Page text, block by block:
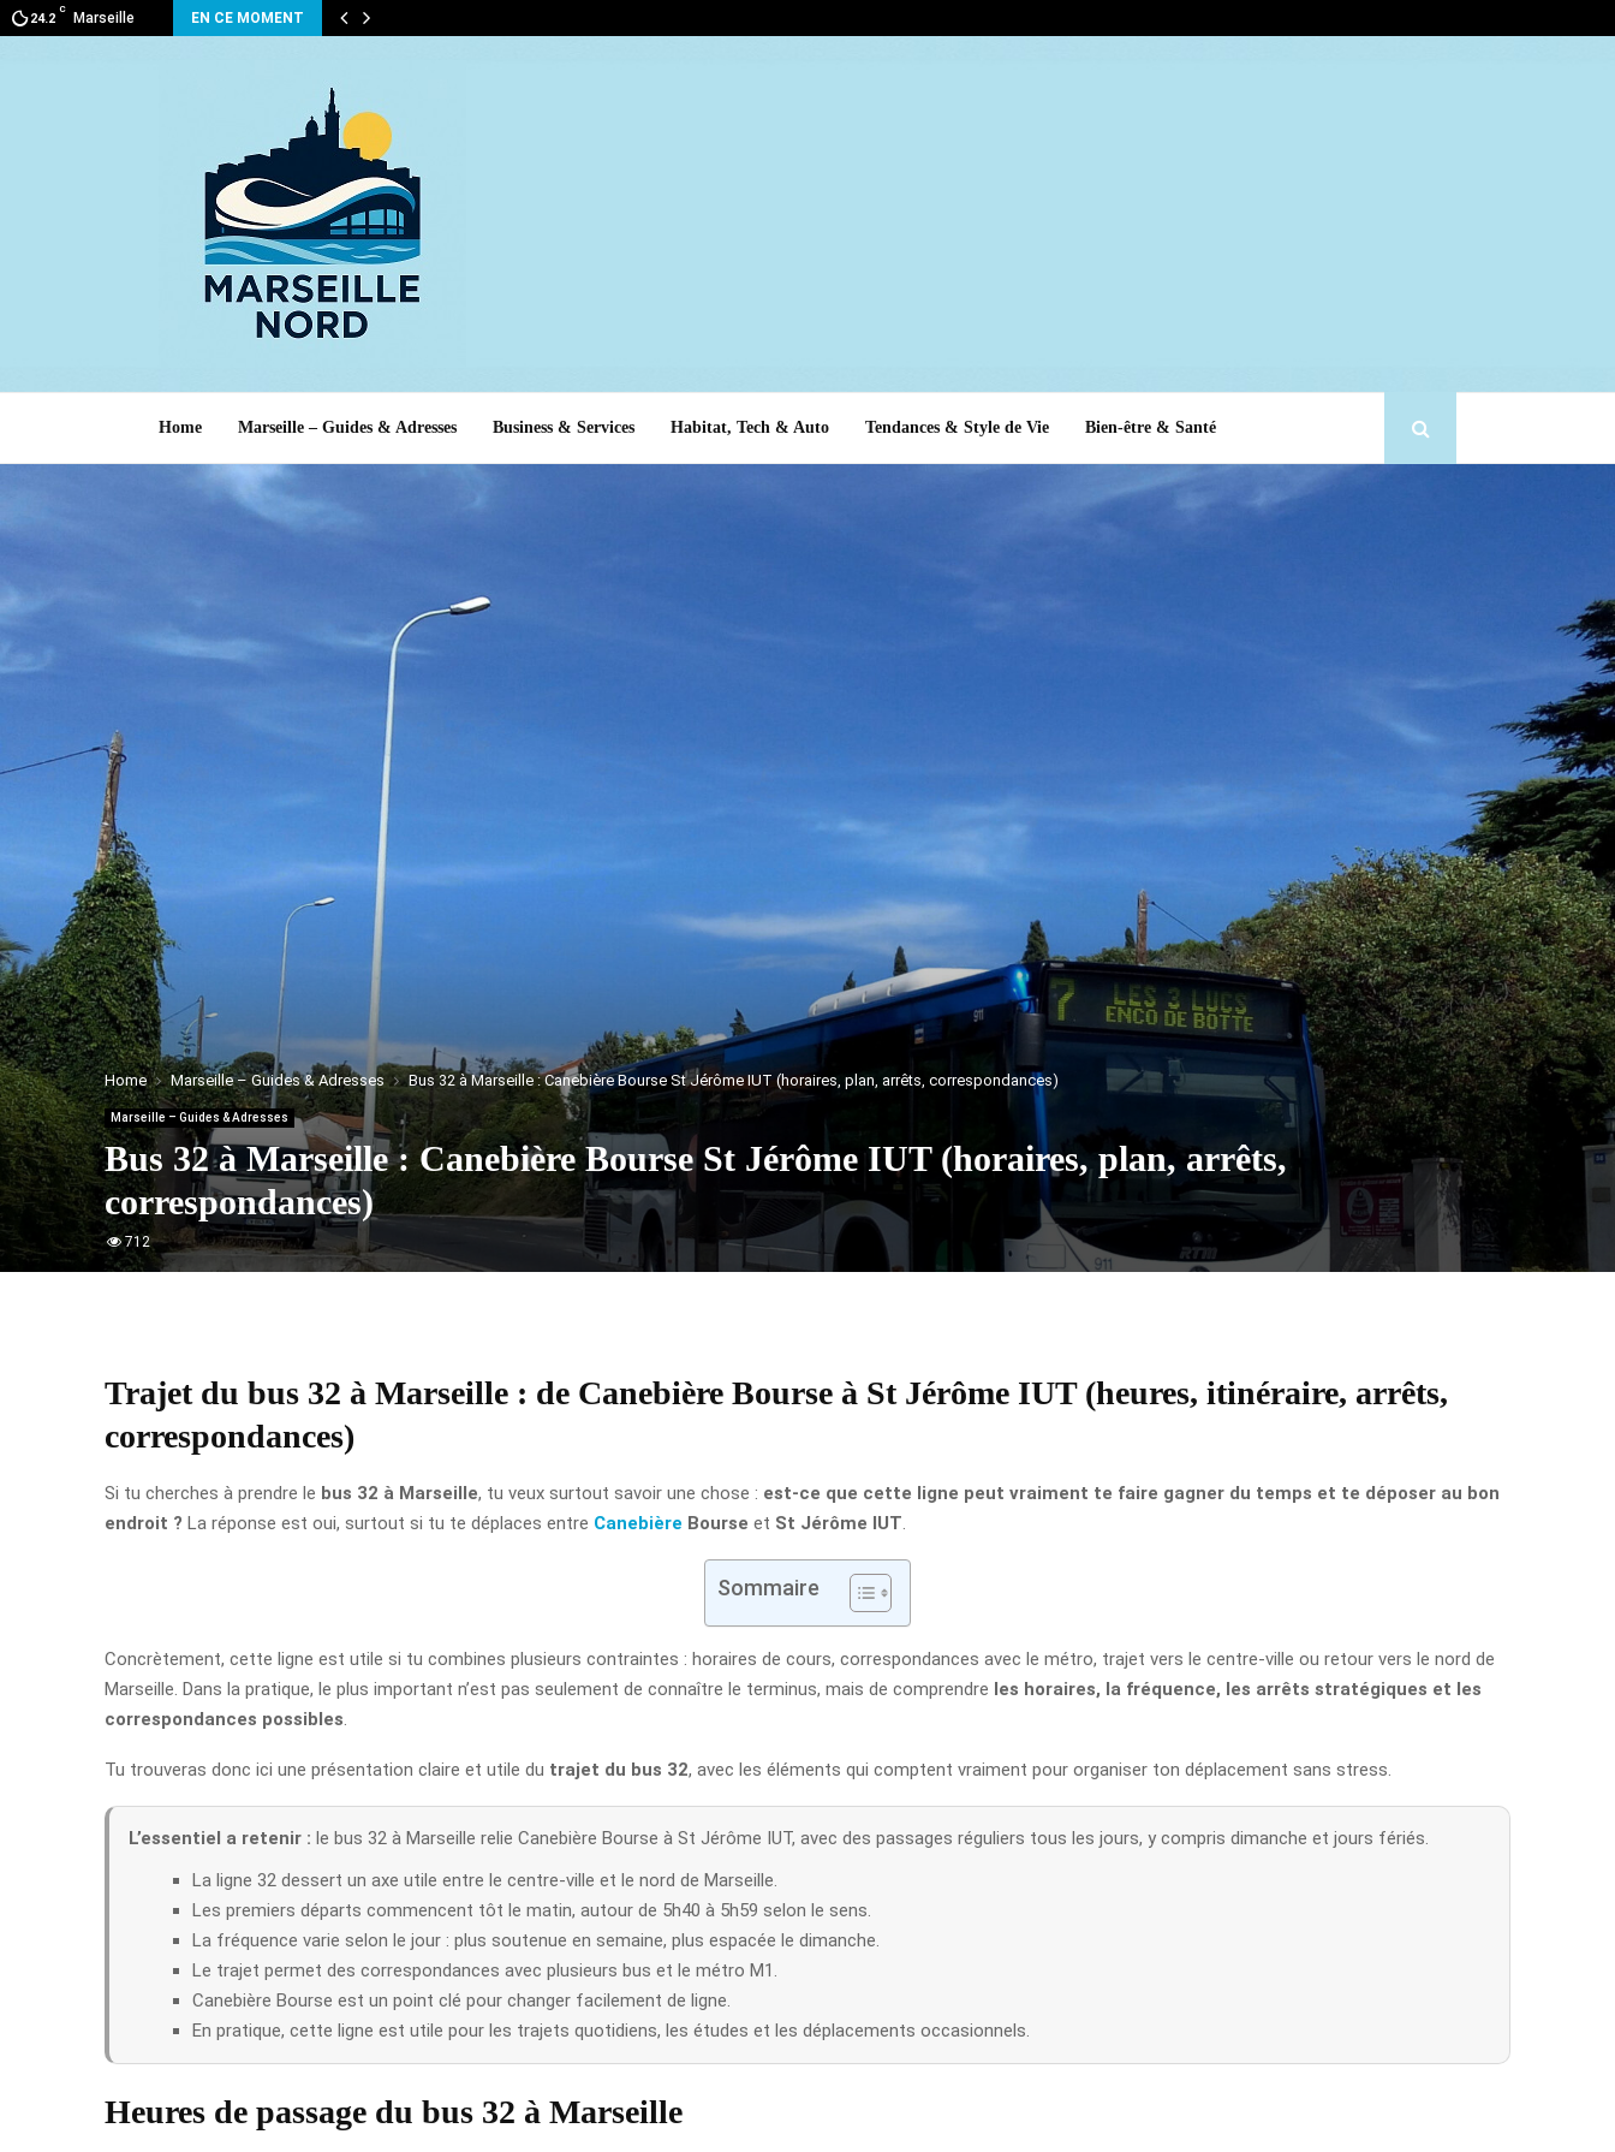
24.2
C
Marseille EN CE MOMENT
Home Marseille – Guides & Adresses Business & Services Habitat, Tech & Auto Tendances & Style de Vie Bien-être & Santé
Home Marseille – Guides & Adresses Bus 32 à Marseille : Canebière Bourse St Jérôme IUT (horaires, plan, arrêts, correspondances)
Marseille – Guides & Adresses
Bus 32 à Marseille : Canebière Bourse St Jérôme IUT (horaires, plan, arrêts,
correspondances)
712
Trajet du bus 32 à Marseille : de Canebière Bourse à St Jérôme IUT (heures, itinéraire, arrêts,
correspondances)
Si tu cherches à prendre le bus 32 à Marseille, tu veux surtout savoir une chose : est-ce que cette ligne peut vraiment te faire gagner du temps et te déposer au bon
endroit ? La réponse est oui, surtout si tu te déplaces entre Canebière Bourse et St Jérôme IUT
Sommaire
Concrètement, cette ligne est utile si tu combines plusieurs contraintes : horaires de cours, correspondances avec le métro, trajet vers le centre-ville ou retour vers le nord de
Marseille. Dans la pratique, le plus important n’est pas seulement de connaître le terminus, mais de comprendre les horaires, la fréquence, les arrêts stratégiques et les
correspondances possibles
Tu trouveras donc ici une présentation claire et utile du trajet du bus 32, avec les éléments qui comptent vraiment pour organiser ton déplacement sans stress.
L’essentiel a retenir : le bus 32 à Marseille relie Canebière Bourse à St Jérôme IUT, avec des passages réguliers tous les jours, y compris dimanche et jours fériés.
La ligne 32 dessert un axe utile entre le centre-ville et le nord de Marseille.
Les premiers départs commencent tôt le matin, autour de 5h40 à 5h59 selon le sens.
La fréquence varie selon le jour : plus soutenue en semaine, plus espacée le dimanche.
Le trajet permet des correspondances avec plusieurs bus et le métro M1.
Canebière Bourse est un point clé pour changer facilement de ligne.
En pratique, cette ligne est utile pour les trajets quotidiens, les études et les déplacements occasionnels.
Heures de passage du bus 32 à Marseille